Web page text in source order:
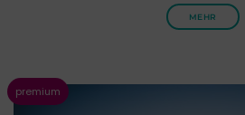
MEHR